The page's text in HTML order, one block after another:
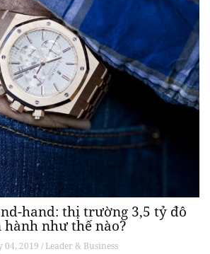
hand: thị trường 3,5 tỷ đô
hành như thế nào?
04, 2019 / Leader & Business